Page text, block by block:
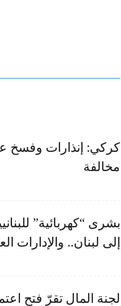
كركي: إنذارات وفسخ
مخالفة
بشرى “كهربائية”
إلى لبنان.. والإدارات
لجنة المال تقرّ فتح